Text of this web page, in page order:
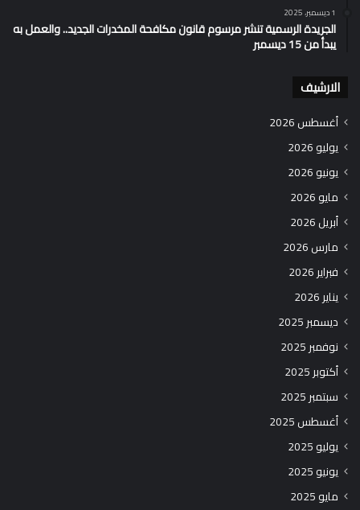
1 ديسمبر، 2025
الجريدة الرسمية تنشر مرسوم قانون مكافحة المخدرات الجديد.. والعمل به
يبدأ من 15 ديسمبر
الارشيف
أغسطس 2026
يوليو 2026
يونيو 2026
مايو 2026
أبريل 2026
مارس 2026
فبراير 2026
يناير 2026
ديسمبر 2025
نوفمبر 2025
أكتوبر 2025
سبتمبر 2025
أغسطس 2025
يوليو 2025
يونيو 2025
مايو 2025